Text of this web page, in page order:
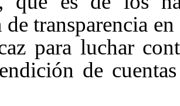
de transparencia
para luchar
de